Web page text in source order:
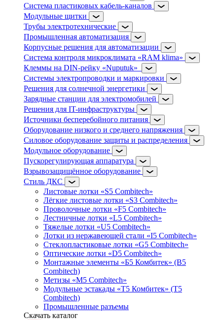
Система пластиковых кабель-каналов
Модульные щитки
Трубы электротехнические
Промышленная автоматизация
Корпусные решения для автоматизации
Система контроля микроклимата «RAM klima»
Клеммы на DIN-рейку «Nuputuk»
Системы электропроводки и маркировки
Решения для солнечной энергетики
Зарядные станции для электромобилей
Решения для IT-инфраструктуры
Источники бесперебойного питания
Оборудование низкого и среднего напряжения
Силовое оборудование защиты и распределения
Модульное оборудование
Пускорегулирующая аппаратура
Взрывозащищённое оборудование
Стиль ДКС
Листовые лотки «S5 Combitech»
Лёгкие листовые лотки «S3 Combitech»
Проволочные лотки «F5 Combitech»
Лестничные лотки «L5 Combitech»
Тяжелые лотки «U5 Combitech»
Лотки из нержавеющей стали «I5 Combitech»
Стеклопластиковые лотки «G5 Combitech»
Оптические лотки «D5 Combitech»
Монтажные элементы «Б5 Комбитек» (B5
Combitech)
Метизы «M5 Combitech»
Модульные эстакады «Т5 Комбитек» (T5
Combitech)
Промышленные разъемы
Скачать каталог